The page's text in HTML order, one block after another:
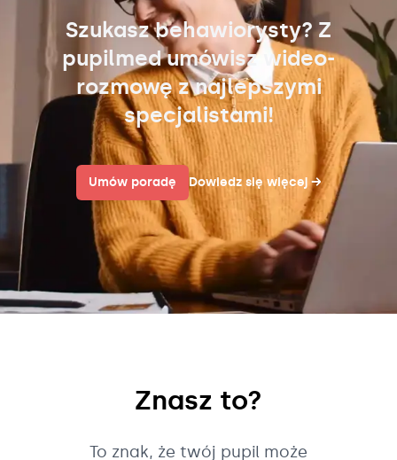
Szukasz behawiorysty? Z
pupilmed umówisz wideo-
rozmowę z najlepszymi
specjalistami!
Umów poradę Dowiedz się więcej →
Znasz to?
To znak, że twój pupil może